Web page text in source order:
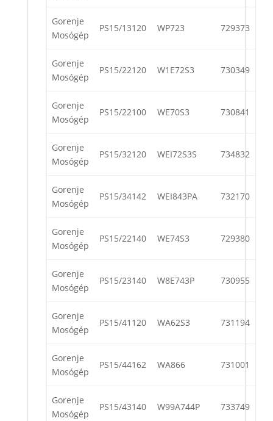
Gorenje
Mosógép
PS15/13120 WP723 729373
Gorenje
Mosógép
PS15/22120 W1E72S3 730349
Gorenje
Mosógép
PS15/22100 WE70S3 730841
Gorenje
Mosógép
PS15/32120 WEI72S3S 734832
Gorenje
Mosógép
PS15/34142 WEI843PA 732170
Gorenje
Mosógép
PS15/22140 WE74S3 729380
Gorenje
Mosógép
PS15/23140 W8E743P 730955
Gorenje
Mosógép
PS15/41120 WA62S3 731194
Gorenje
Mosógép
PS15/44162 WA866 731001
Gorenje
Mosógép
PS15/43140 W99A744P 733749